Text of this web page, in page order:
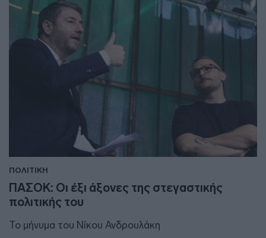
ΠΟΛΙΤΙΚΗ
ΠΑΣΟΚ: Οι έξι άξονες της στεγαστικής
πολιτικής του
Το μήνυμα του Νίκου Ανδρουλάκη